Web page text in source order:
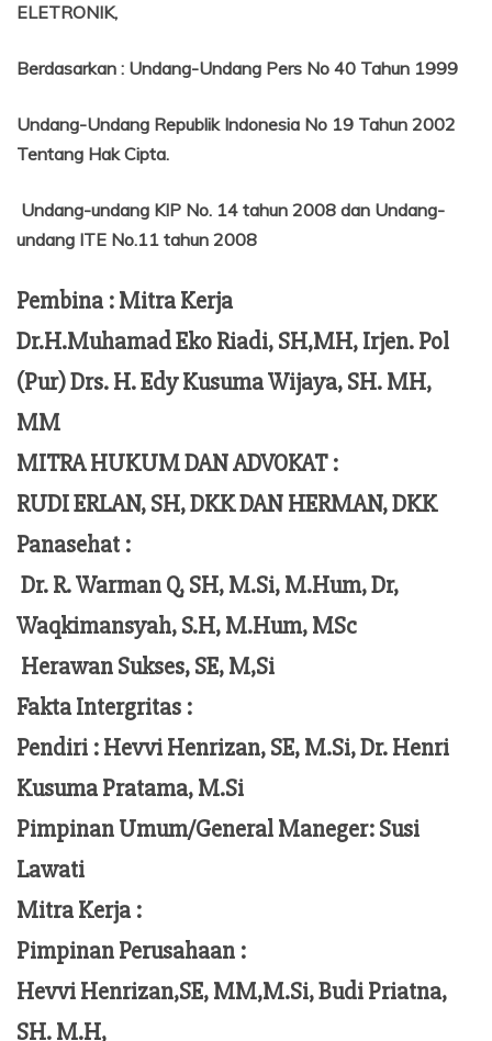
ELETRONIK,
Berdasarkan : Undang-Undang Pers No 40 Tahun 1999
Undang-Undang Republik Indonesia No 19 Tahun 2002
Tentang Hak Cipta.
Undang-undang KIP No. 14 tahun 2008 dan Undang-
undang ITE No.11 tahun 2008
Pembina : Mitra Kerja
Dr.H.Muhamad Eko Riadi, SH,MH, Irjen. Pol
(Pur) Drs. H. Edy Kusuma Wijaya, SH. MH,
MM
MITRA HUKUM DAN ADVOKAT :
RUDI ERLAN, SH, DKK DAN HERMAN, DKK
Panasehat :
Dr. R. Warman Q, SH, M.Si, M.Hum,Dr,
Waqkimansyah, S.H, M.Hum, MSc
Herawan Sukses, SE, M,Si
Fakta Intergritas :
Pendiri :Hevvi Henrizan, SE, M.Si, Dr. Henri
Kusuma Pratama, M.Si
Pimpinan Umum/General Maneger:Susi
Lawati
Mitra Kerja :
Pimpinan Perusahaan :
Hevvi Henrizan,SE, MM,M.Si,Budi Priatna,
SH. M.H,